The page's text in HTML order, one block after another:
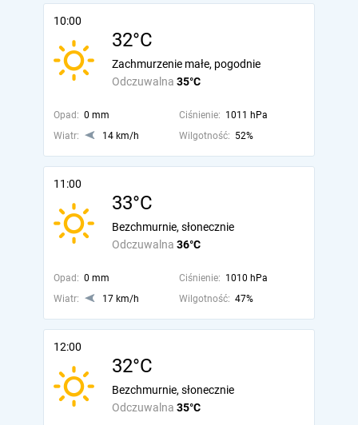
10:00
32°C
Odczuwalna 35°C
Zachmurzenie małe, pogodnie
Opad: 0 mm Ciśnienie: 1011 hPa
Wiatr:
14 km/h Wilgotność: 52%
11:00
33°C
Odczuwalna 36°C
Bezchmurnie, słonecznie
Opad: 0 mm Ciśnienie: 1010 hPa
Wiatr:
17 km/h Wilgotność: 47%
12:00
32°C
Odczuwalna 35°C
Bezchmurnie, słonecznie